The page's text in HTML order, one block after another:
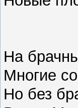
На
Многие
Но без